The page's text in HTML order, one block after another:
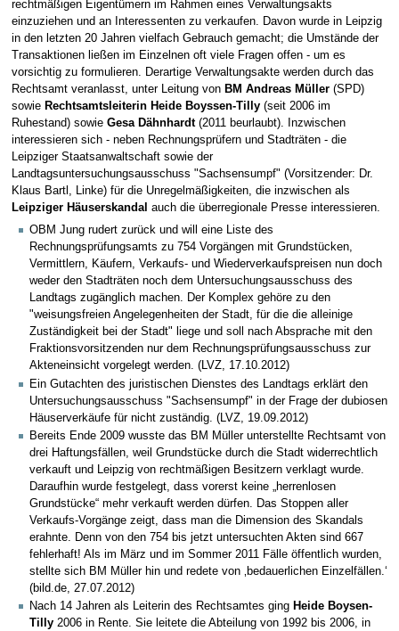
rechtmäßigen Eigentümern im Rahmen eines Verwaltungsakts
einzuziehen und an Interessenten zu verkaufen. Davon wurde in Leipzig
in den letzten 20 Jahren vielfach Gebrauch gemacht; die Umstände der
Transaktionen ließen im Einzelnen oft viele Fragen offen - um es
vorsichtig zu formulieren. Derartige Verwaltungsakte werden durch das
Rechtsamt veranlasst, unter Leitung von BM Andreas Müller(SPD)
sowie Rechtsamtsleiterin Heide Boyssen-Tilly(seit 2006 im
Ruhestand) sowie Gesa Dähnhardt(2011 beurlaubt). Inzwischen
interessieren sich - neben Rechnungsprüfern und Stadträten - die
Leipziger Staatsanwaltschaft sowie der
Landtagsuntersuchungsausschuss "Sachsensumpf" (Vorsitzender: Dr.
Klaus Bartl, Linke) für die Unregelmäßigkeiten, die inzwischen als
Leipziger Häuserskandal auch die überregionale Presse interessieren.
OBM Jung rudert zurück und will eine Liste des
Rechnungsprüfungsamts zu 754 Vorgängen mit Grundstücken,
Vermittlern, Käufern, Verkaufs- und Wiederverkaufspreisen nun doch
weder den Stadträten noch dem Untersuchungsausschuss des
Landtags zugänglich machen. Der Komplex gehöre zu den
"weisungsfreien Angelegenheiten der Stadt, für die die alleinige
Zuständigkeit bei der Stadt" liege und soll nach Absprache mit den
Fraktionsvorsitzenden nur dem Rechnungsprüfungsausschuss zur
Akteneinsicht vorgelegt werden. (LVZ, 17.10.2012)
Ein Gutachten des juristischen Dienstes des Landtags erklärt den
Untersuchungsausschuss "Sachsensumpf" in der Frage der dubiosen
Häuserverkäufe für nicht zuständig. (LVZ, 19.09.2012)
Bereits Ende 2009 wusste das BM Müller unterstellte Rechtsamt von
drei Haftungsfällen, weil Grundstücke durch die Stadt widerrechtlich
verkauft und Leipzig von rechtmäßigen Besitzern verklagt wurde.
Daraufhin wurde festgelegt, dass vorerst keine „herrenlosen
Grundstücke“ mehr verkauft werden dürfen. Das Stoppen aller
Verkaufs-Vorgänge zeigt, dass man die Dimension des Skandals
erahnte. Denn von den 754 bis jetzt untersuchten Akten sind 667
fehlerhaft! Als im März und im Sommer 2011 Fälle öffentlich wurden,
stellte sich BM Müller hin und redete von ‚bedauerlichen Einzelfällen.‘
(bild.de, 27.07.2012)
Nach 14 Jahren als Leiterin des Rechtsamtes ging Heide Boysen-
Tilly 2006 in Rente. Sie leitete die Abteilung von 1992 bis 2006, in